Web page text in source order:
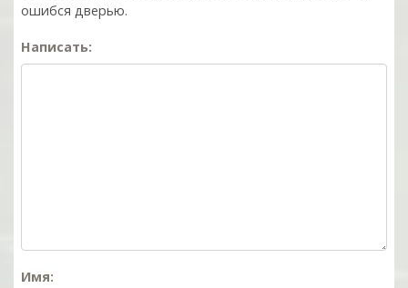
ошибся дверью.
Написать:
Имя: